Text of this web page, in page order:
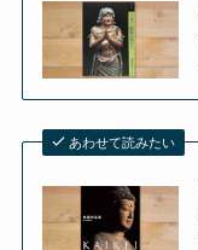
あわせて読みたい